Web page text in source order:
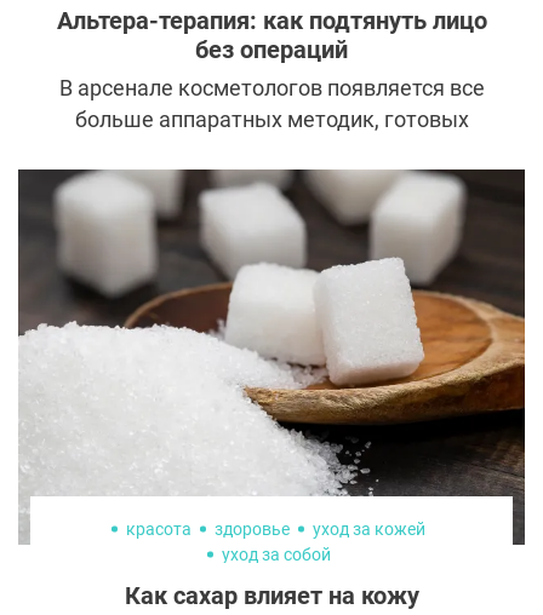
Альтера-терапия: как подтянуть лицо
без операций
В арсенале косметологов появляется все
больше аппаратных методик, готовых
пластическими операциями. Одна из них —
Альтера-терапия. Процедура уже успела
получить признание во всем мире и
завоевала славу неинвазивного SMAS-
лифтинга. Давайте узнаем, как она
работает и действительно ли так
эффективна?
красота здоровье
уход за кожей
уход за собой
Как сахар влияет на кожу